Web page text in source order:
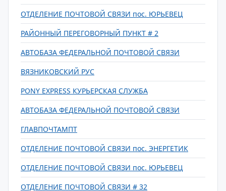
ОТДЕЛЕНИЕ ПОЧТОВОЙ СВЯЗИ пос. ЮРЬЕВЕЦ
РАЙОННЫЙ ПЕРЕГОВОРНЫЙ ПУНКТ # 2
АВТОБАЗА ФЕДЕРАЛЬНОЙ ПОЧТОВОЙ СВЯЗИ
ВЯЗНИКОВСКИЙ РУС
PONY EXPRESS КУРЬЕРСКАЯ СЛУЖБА
АВТОБАЗА ФЕДЕРАЛЬНОЙ ПОЧТОВОЙ СВЯЗИ
ГЛАВПОЧТАМПТ
ОТДЕЛЕНИЕ ПОЧТОВОЙ СВЯЗИ пос. ЭНЕРГЕТИК
ОТДЕЛЕНИЕ ПОЧТОВОЙ СВЯЗИ пос. ЮРЬЕВЕЦ
ОТДЕЛЕНИЕ ПОЧТОВОЙ СВЯЗИ # 32